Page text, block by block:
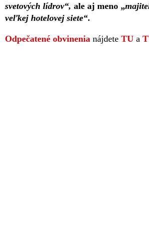
svetových lídrov“, ale aj meno „
veľkej hotelovej siete“.
Odpečatené obvinenia nájdete TU a